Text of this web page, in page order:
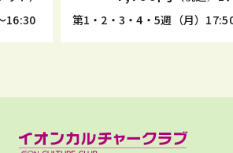
第1・2・3・4・5週（月）17:50～18:50